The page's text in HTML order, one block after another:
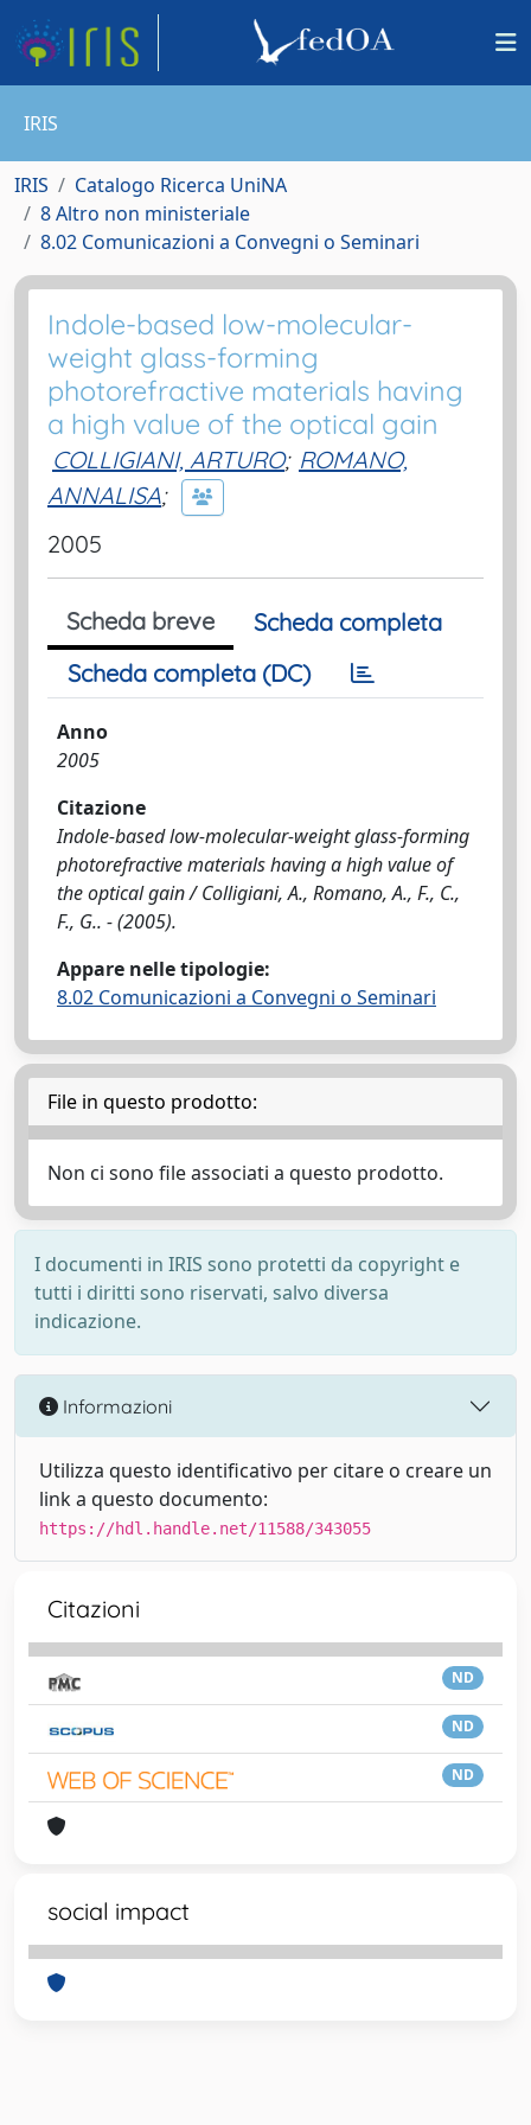
IRIS
IRIS
Catalogo Ricerca UniNA
8 Altro non ministeriale
8.02 Comunicazioni a Convegni o Seminari
Indole-based low-molecular-
weight glass-forming
photorefractive materials having
a high value of the optical gain
COLLIGIANI, ARTURO; ROMANO,
ANNALISA;
2005
Scheda breve
Scheda completa
Scheda completa (DC)
Anno
2005
Citazione
Indole-based low-molecular-weight glass-forming
photorefractive materials having a high value of
the optical gain / Colligiani, A., Romano, A., F., C.,
F., G.. - (2005).
Appare nelle tipologie:
8.02 Comunicazioni a Convegni o Seminari
File in questo prodotto:
Non ci sono file associati a questo prodotto.
I documenti in IRIS sono protetti da copyright e
tutti i diritti sono riservati, salvo diversa
indicazione.
Informazioni
Utilizza questo identificativo per citare o creare un
link a questo documento:
https://hdl.handle.net/11588/343055
Citazioni
ND
ND
ND
social impact